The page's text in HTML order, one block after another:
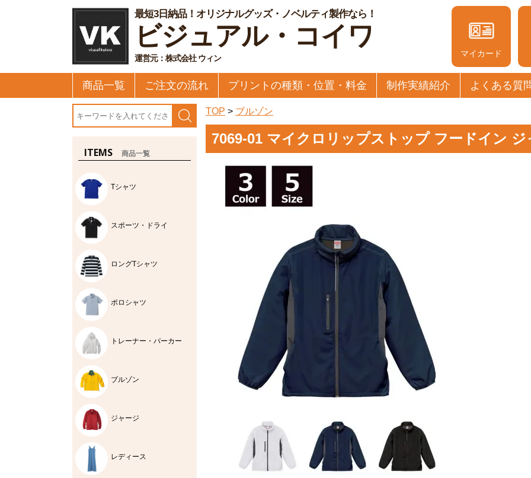
最短3日納品！オリジナルグッズ・ノベルティ製作なら！
ビジュアル・コイワ
運営元：株式会社 ウィン マイカード
商品一覧 ご注文の流れ プリントの種類・位置・料金 制作実績紹介 よくある質
ITEMS 商品一覧
Tシャツ
スポーツ・ドライ
ロングTシャツ
ポロシャツ
トレーナー・パーカー
ブルゾン
ジャージ
レディース
TOP > ブルゾン
7069-01 マイクロリップストップ フードイン ジ